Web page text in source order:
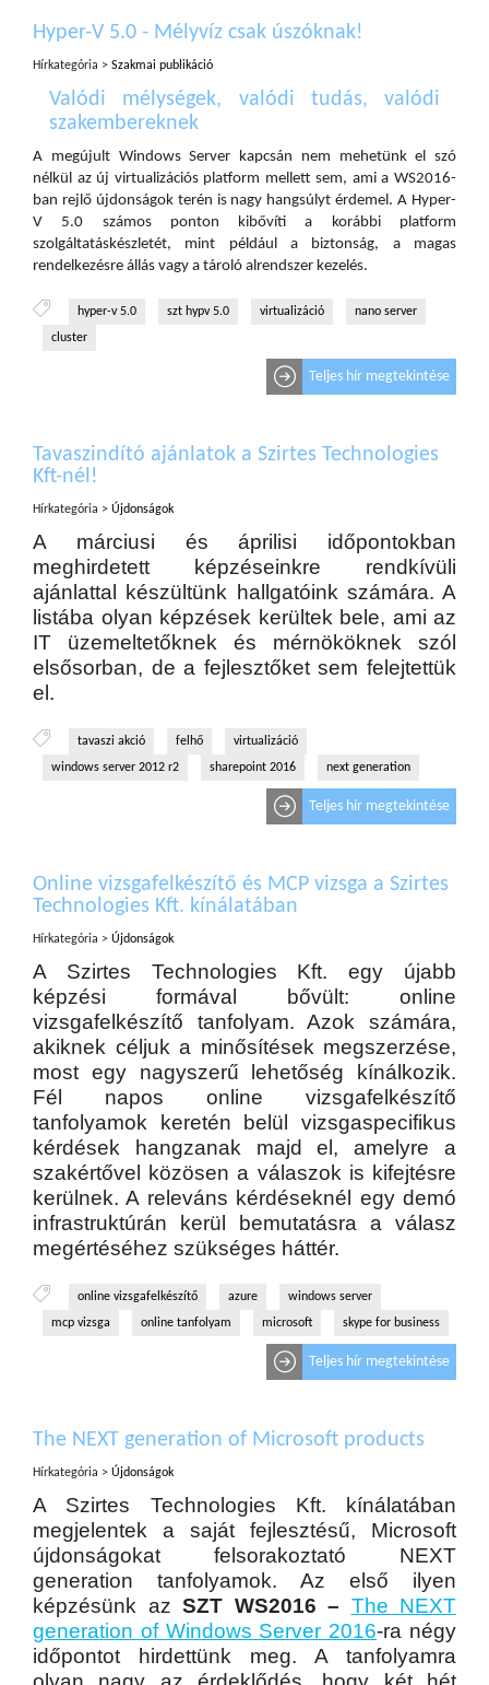
Hyper-V 5.0 - Mélyvíz csak úszóknak!
Hírkategória > Szakmai publikáció
Valódi mélységek, valódi tudás, valódi
szakembereknek
A megújult Windows Server kapcsán nem mehetünk el szó
nélkül az új virtualizációs platform mellett sem, ami a WS2016-
ban rejlő újdonságok terén is nagy hangsúlyt érdemel. A Hyper-
V 5.0 számos ponton kibővíti a korábbi platform
szolgáltatáskészletét, mint például a biztonság, a magas
rendelkezésre állás vagy a tároló alrendszer kezelés.
hyper-v 5.0 szt hypv 5.0 virtualizáció
nano server
cluster
Teljes hír megtekintése
Tavaszindító ajánlatok a Szirtes Technologies
Kft-nél!
Hírkategória > Újdonságok
A márciusi és áprilisi időpontokban
meghirdetett képzéseinkre rendkívüli
ajánlattal készültünk hallgatóink számára. A
listába olyan képzések kerültek bele, ami az
IT üzemeltetőknek és mérnököknek szól
elsősorban, de a fejlesztőket sem felejtettük
el.
tavaszi akció felhő
virtualizáció
windows server 2012 r2
sharepoint 2016 next generation
Teljes hír megtekintése
Online vizsgafelkészítő és MCP vizsga a Szirtes
Technologies Kft. kínálatában
Hírkategória > Újdonságok
A Szirtes Technologies Kft. egy újabb
képzési formával bővült: online
vizsgafelkészítő tanfolyam. Azok számára,
akiknek céljuk a minősítések megszerzése,
most egy nagyszerű lehetőség kínálkozik.
Fél napos online vizsgafelkészítő
tanfolyamok keretén belül vizsgaspecifikus
kérdések hangzanak majd el, amelyre a
szakértővel közösen a válaszok is kifejtésre
kerülnek. A releváns kérdéseknél egy demó
infrastruktúrán kerül bemutatásra a válasz
megértéséhez szükséges háttér.
online vizsgafelkészítő azure
windows server
mcp vizsga
online tanfolyam microsoft skype for business
Teljes hír megtekintése
The NEXT generation of Microsoft products
Hírkategória > Újdonságok
A Szirtes Technologies Kft. kínálatában
megjelentek a saját fejlesztésű, Microsoft
újdonságokat felsorakoztató NEXT
generation tanfolyamok. Az első ilyen
képzésünk az SZT WS2016 – The NEXT
generation of Windows Server 2016-ra négy
időpontot hirdettünk meg. A tanfolyamra